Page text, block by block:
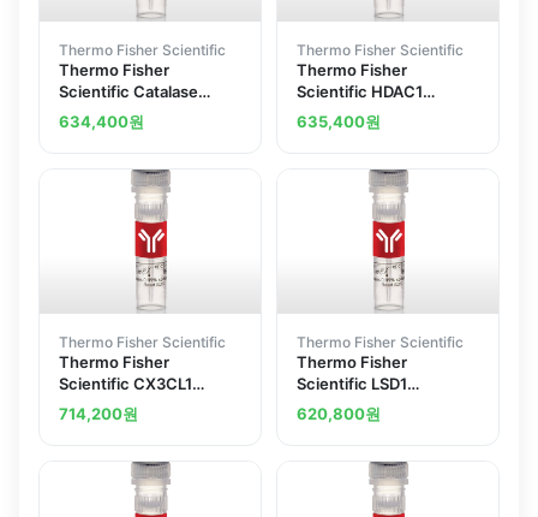
Thermo Fisher Scientific
Thermo Fisher
Scientific Catalase
Recombinant
Superclonal Antibody
634,400원
Thermo Fisher Scientific
Thermo Fisher
Scientific HDAC1
Recombinant
Superclonal Antibody
635,400원
Thermo Fisher Scientific
Thermo Fisher
Scientific CX3CL1
Recombinant
Superclonal Antibody
714,200원
Thermo Fisher Scientific
Thermo Fisher
Scientific LSD1
Recombinant
Superclonal Antibody
620,800원